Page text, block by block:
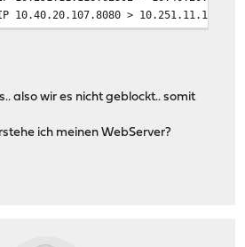
10.40.20.107.8080 >
10.40.20.107.8080 >
10.251.11.118.62332 >
10.40.20.107.8080 >
10.40.20.107.8080 >
also wir es nicht geblockt.. somit
ich meinen WebServer?